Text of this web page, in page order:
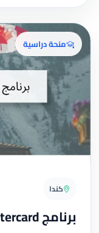
منحة دراسية
كندا
برنامج Mastercard في كندا